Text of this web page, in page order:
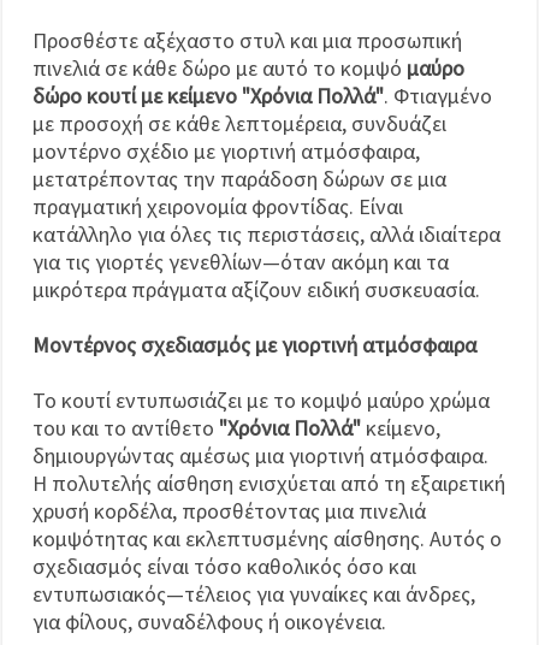
Προσθέστε αξέχαστο στυλ και μια προσωπική
πινελιά σε κάθε δώρο με αυτό το κομψό μαύρο
δώρο κουτί με κείμενο "Χρόνια Πολλά". Φτιαγμένο
με προσοχή σε κάθε λεπτομέρεια, συνδυάζει
μοντέρνο σχέδιο με γιορτινή ατμόσφαιρα,
μετατρέποντας την παράδοση δώρων σε μια
πραγματική χειρονομία φροντίδας. Είναι
κατάλληλο για όλες τις περιστάσεις, αλλά ιδιαίτερα
για τις γιορτές γενεθλίων—όταν ακόμη και τα
μικρότερα πράγματα αξίζουν ειδική συσκευασία.
Μοντέρνος σχεδιασμός με γιορτινή ατμόσφαιρα
Το κουτί εντυπωσιάζει με το κομψό μαύρο χρώμα
του και το αντίθετο "Χρόνια Πολλά" κείμενο,
δημιουργώντας αμέσως μια γιορτινή ατμόσφαιρα.
Η πολυτελής αίσθηση ενισχύεται από τη εξαιρετική
χρυσή κορδέλα, προσθέτοντας μια πινελιά
κομψότητας και εκλεπτυσμένης αίσθησης. Αυτός ο
σχεδιασμός είναι τόσο καθολικός όσο και
εντυπωσιακός—τέλειος για γυναίκες και άνδρες,
για φίλους, συναδέλφους ή οικογένεια.